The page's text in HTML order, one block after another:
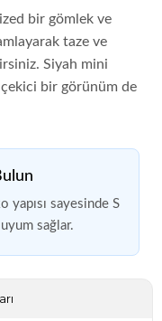
bir gömlek ve
taze ve
Siyah mini
bir görünüm de
yapısı sayesinde S
sağlar.